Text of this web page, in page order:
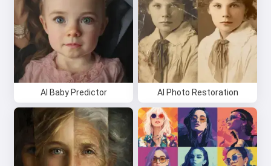
AI Baby Predictor AI Photo Restoration